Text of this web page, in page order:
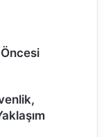
Öncesi